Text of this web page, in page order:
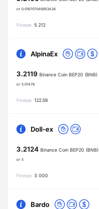
от 0.016707046953426
Резерв 5 212
AlpinaEx
3.2119 Binance Coin BEP20 (BNB)
от 5.01476
Резерв 122.59
Doll-ex
3.2124 Binance Coin BEP20 (BNB)
от 5
Резерв 3 000
Bardo